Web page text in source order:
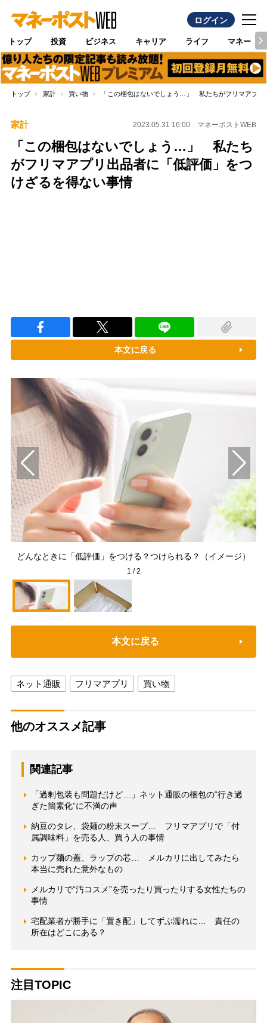
ログイン
トップ 投資 ビジネス キャリア ライフ マネー
トップ 家計 買い物 「この梱包はないでしょう…」 私たちがフリマアプリ
家計 2023.05.31 16:00 マネーポストWEB
「この梱包はないでしょう…」 私たち
がフリマアプリ出品者に「低評価」をつ
けざるを得ない事情
本文に戻る
どんなときに「低評価」をつける？つけられる？（イメージ）
1 /2
本文に戻る
ネット通販 フリマアプリ 買い物
他のオススメ記事
関連記事
「過剰包装も問題だけど…」ネット通販の梱包の“行き過
ぎた簡素化”に不満の声
納豆のタレ、袋麺の粉末スープ… フリマアプリで「付
属調味料」を売る人、買う人の事情
カップ麺の蓋、ラップの芯… メルカリに出してみたら
本当に売れた意外なもの
メルカリで“汚コスメ”を売ったり買ったりする女性たちの
事情
宅配業者が勝手に「置き配」してずぶ濡れに… 責任の
所在はどこにある？
注目TOPIC